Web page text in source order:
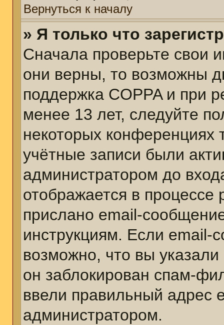
Вернуться к началу
» Я только что
Сначала проверьте свои
они верны, то возможны
поддержка COPPA и при
менее 13 лет, следуйте
некоторых конференциях
учётные записи были
администратором до
отображается в
прислано email-
инструкциям. Если email-
возможно, что вы
он заблокирован спам-
ввели правильный адрес
администратором.